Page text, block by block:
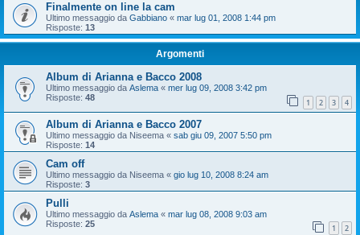
Finalmente on line la cam
Ultimo messaggio da Gabbiano « mar lug 01, 2008 1:44 pm
Risposte: 13
Argomenti
Album di Arianna e Bacco 2008
Ultimo messaggio da Aslema « mer lug 09, 2008 3:42 pm
Risposte: 48 1 2 3 4
Album di Arianna e Bacco 2007
Ultimo messaggio da Niseema « sab giu 09, 2007 5:50 pm
Risposte: 14
Cam off
Ultimo messaggio da Niseema « gio lug 10, 2008 8:24 am
Risposte: 3
Pulli
Ultimo messaggio da Aslema « mar lug 08, 2008 9:03 am
Risposte: 25 1 2